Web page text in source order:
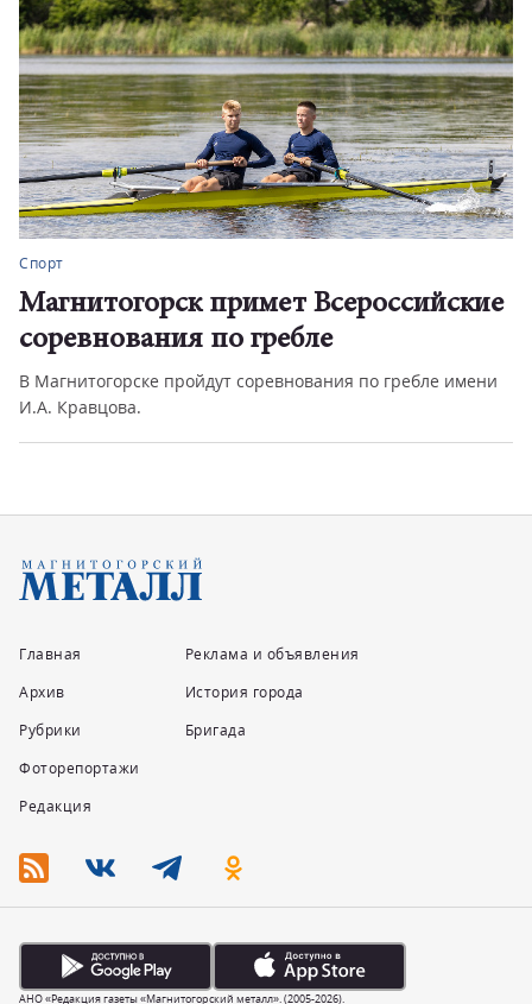
Спорт
Магнитогорск примет Всероссийские
соревнования по гребле
В Магнитогорске пройдут соревнования по гребле имени
И.А. Кравцова.
Главная
Архив
Рубрики
Фоторепортажи
Редакция
Реклама и объявления
История города
Бригада
АНО «Редакция газеты «Магнитогорский металл». (2005-2026).